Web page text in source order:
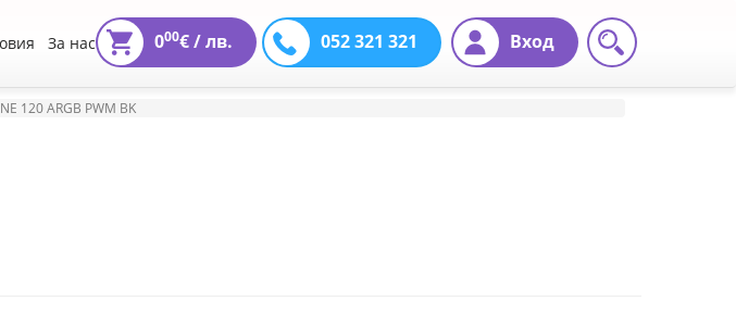
За нас Вход
052 321 321
000€ /лв.
120 ARGB PWM BK